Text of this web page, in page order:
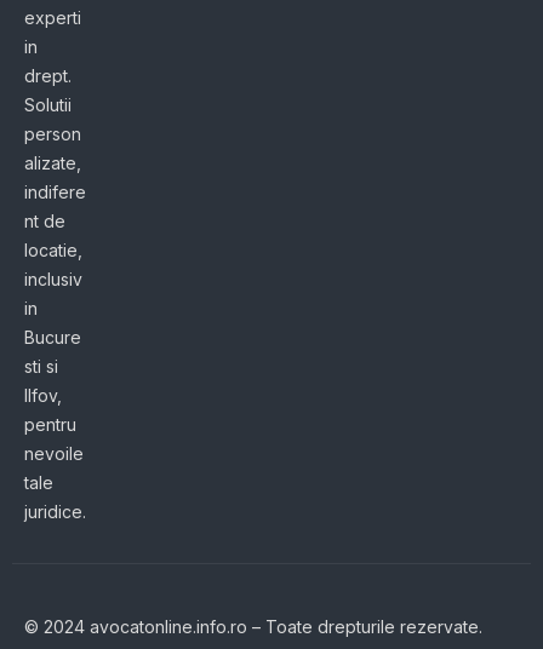
experti
in
drept.
Solutii
person
alizate,
indifere
nt de
locatie,
inclusiv
in
Bucure
sti si
Ilfov,
pentru
nevoile
tale
juridice.
© 2024 avocatonline.info.ro – Toate drepturile rezervate.